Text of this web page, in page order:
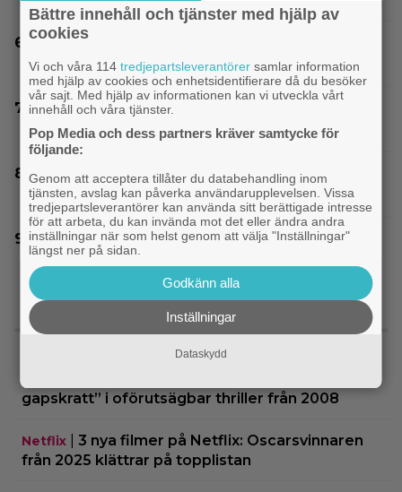
SVT Play har precis lagt till 17 nya filmer – här
är mina 3 bästa tips
IKEA hyllas världen över – efter briljant
blinkning till Alexander Skarsgård
Dwayne Johnson försvarar ”Vaiana” efter
sågningarna: ”Sånt händer”
Inatt på tv: Dyr filmatisering av klassiker blev
en jättesuccé – 97% på Rotten Tomatoes
gapskratt” i oförutsägbar thriller från 2008
Netflix
3 nya filmer på Netflix: Oscarsvinnaren
från 2025 klättrar på topplistan
Bättre innehåll och tjänster med hjälp av
cookies
Vi och våra 114tredjepartsleverantörer samlar information
med hjälp av cookies och enhetsidentifierare då du besöker
vår sajt. Med hjälp av informationen kan vi utveckla vårt
innehåll och våra tjänster.
Pop Media och dess partners kräver samtycke för
följande:
Genom att acceptera tillåter du databehandling inom
tjänsten, avslag kan påverka användarupplevelsen. Vissa
tredjepartsleverantörer kan använda sitt berättigade intresse
för att arbeta, du kan invända mot det eller ändra andra
inställningar när som helst genom att välja "Inställningar"
längst ner på sidan.
Godkänn alla
Inställningar
Dataskydd